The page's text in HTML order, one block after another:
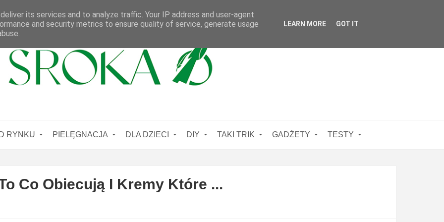
RYNKU PIELĘGNACJA DLA DZIECI DIY TAKI TRIK GADŻETY TESTY
Co Obiecują I Kremy Które ...
its services and to analyze traffic. Your IP address and user-agent
and security metrics to ensure quality of service, generate usage
LEARN MORE GOT IT